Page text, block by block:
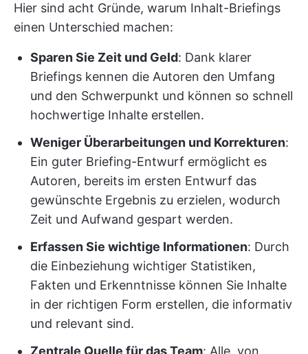
Hier sind acht Gründe, warum Inhalt-Briefings
einen Unterschied machen:
Sparen Sie Zeit und Geld: Dank klarer
Briefings kennen die Autoren den Umfang
und den Schwerpunkt und können so schnell
hochwertige Inhalte erstellen.
Weniger Überarbeitungen und Korrekturen:
Ein guter Briefing-Entwurf ermöglicht es
Autoren, bereits im ersten Entwurf das
gewünschte Ergebnis zu erzielen, wodurch
Zeit und Aufwand gespart werden.
Erfassen Sie wichtige Informationen: Durch
die Einbeziehung wichtiger Statistiken,
Fakten und Erkenntnisse können Sie Inhalte
in der richtigen Form erstellen, die informativ
und relevant sind.
Zentrale Quelle für das Team: Alle, von